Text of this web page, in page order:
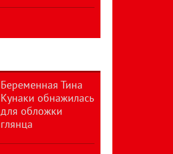
Беременная Тина
Кунаки обнажилась
для обложки
глянца